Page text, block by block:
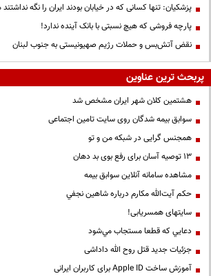
پزشکیان: تنها کسانی که در خیابان بودند ایران را نگه
پارچه فروشی که هیچ نسبتی با بانک آینده ندارد!
نقض آتش‌بس و حملات رژیم صهیونیستی به جنوب لبنان
پربحث ترین عناوین
هشتمین کلان شهر ایران مشخص شد
سوابق بیمه شدگان روی سایت تامین اجتماعی
همجنس گرایی در شبکه من و تو
13 توصیه آسان برای رفع بوی بد دهان
مشاهده سامانه آنلاين سوابق بیمه
حكم آيت‌الله مكارم درباره شاهين نجفي
سایتهای همسریابی!
دعايي كه قطعا مستجاب مي‌شود
جزئیات جدید قتل روح الله داداشی
آموزش ساخت Apple ID برای کاربران ایرانی